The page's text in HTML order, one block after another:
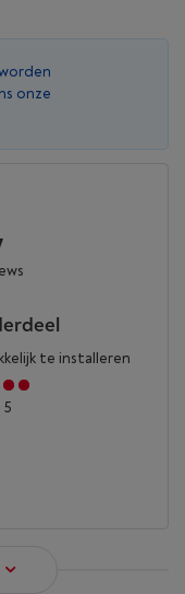
onze
te installeren